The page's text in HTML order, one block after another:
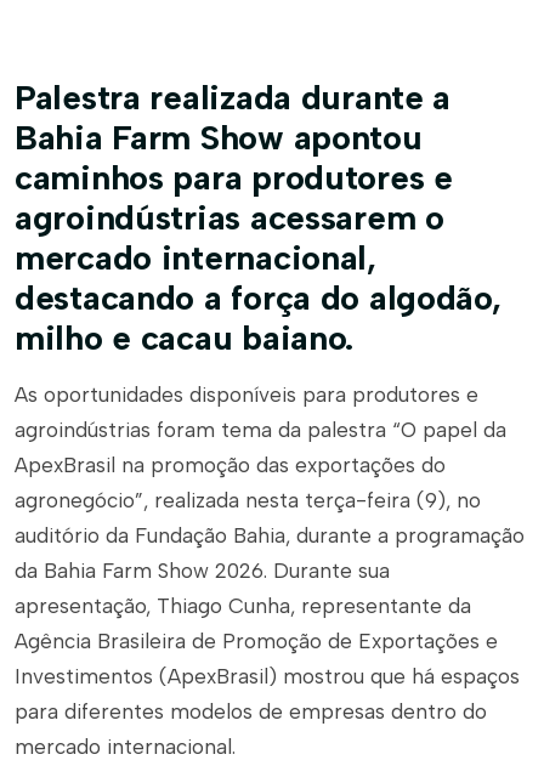
Palestra realizada durante a
Bahia Farm Show apontou
caminhos para produtores e
agroindústrias acessarem o
mercado internacional,
destacando a força do algodão,
milho e cacau baiano.
As oportunidades disponíveis para produtores e
agroindústrias foram tema da palestra “O papel da
ApexBrasil na promoção das exportações do
agronegócio”, realizada nesta terça-feira (9), no
auditório da Fundação Bahia, durante a programação
da Bahia Farm Show 2026. Durante sua
apresentação, Thiago Cunha, representante da
Agência Brasileira de Promoção de Exportações e
Investimentos (ApexBrasil) mostrou que há espaços
para diferentes modelos de empresas dentro do
mercado internacional.